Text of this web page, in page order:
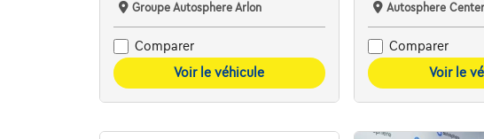
Groupe Autosphere Arlon
Comparer
Voir le véhicule
Autosphere
Comparer
Voir le